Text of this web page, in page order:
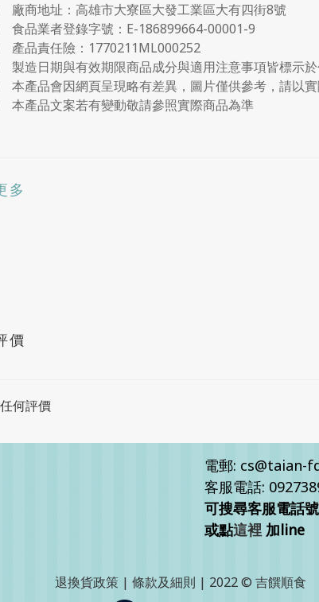
廠商地址：高雄市大寮區大發工業區大有四街8號
食品業者登錄字號：E-186899664-00001-9
產品責任險：1770211ML000252
製造日期與有效期限商品成分與適用注意事項皆標示
本產品會因網頁呈現略有差異，圖片僅供參考，請以
本產品文案若有變動敬請參照實際商品為準
多
價
何評價
電郵: cs@taian-
客服電話:
可搜尋客服電話
或點這裡 加line
退換貨政策 | 條款及細則 | 2022 © 吉饌順食